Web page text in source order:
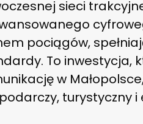
sieci
pociągów,
To inwestycja,
w
turystyczny i